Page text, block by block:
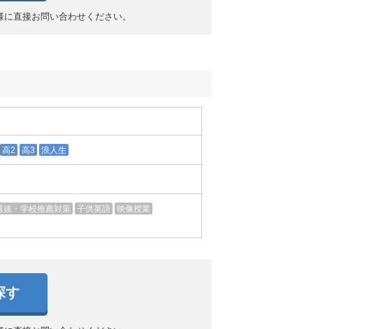
直接お問い合わせください。
高2 高3 浪人生
抜・学校推薦対策 子供英語
映像授業
す